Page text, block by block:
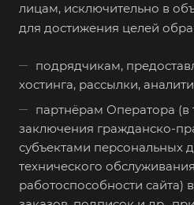
лицам, исключительно в
для достижения целей
подрядчикам,
хостинга, рассылки,
партнёрам Оператора (в
заключения гражданско-
субъектами персональных
технического
работоспособности сайта)